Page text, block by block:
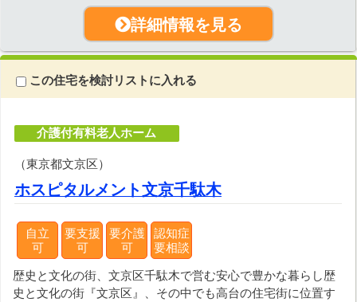
詳細情報を見る
この住宅を検討リストに入れる
介護付有料老人ホーム
（東京都文京区）
ホスピタルメント文京千駄木
自立
可
要支援
可
要介護
可
認知症
要相談
歴史と文化の街、文京区千駄木で営む安心で豊かな暮らし歴
史と文化の街『文京区』、その中でも高台の住宅街に位置す